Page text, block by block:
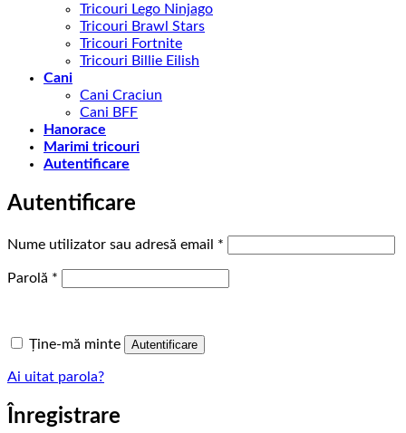
Tricouri Lego Ninjago
Tricouri Brawl Stars
Tricouri Fortnite
Tricouri Billie Eilish
Cani
Cani Craciun
Cani BFF
Hanorace
Marimi tricouri
Autentificare
Autentificare
Nume utilizator sau adresă email *
Parolă *
Ține-mă minte Autentificare
Ai uitat parola?
Înregistrare